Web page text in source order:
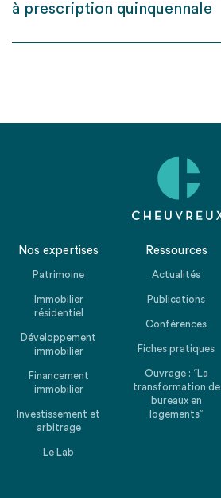
à prescription quinquennale
Nos expertises
Patrimoine
Immobilier
résidentiel
Développement
immobilier
Financement
immobilier
Investissement et
arbitrage
Le Lab
Ressources
Actualités
Publications
Conférences
Fiches pratiques
Ouvrage : “La
transformation de
bureaux en
logements”